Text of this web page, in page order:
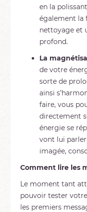
en la
également la
nettoyage et
profond.
La
de votre
sorte de
ainsi
faire, vous
directement
énergie se
vont lui parler
imagée,
Comment lire les
Le moment tant
pouvoir tester
les premiers